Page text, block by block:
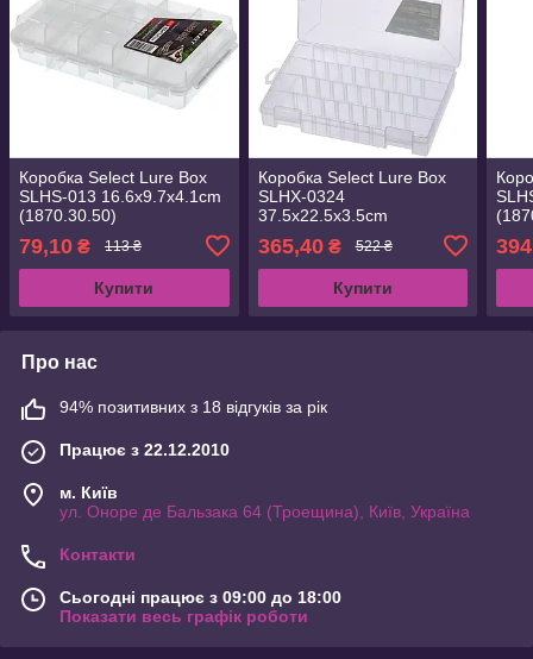
Коробка Select Lure Box
SLHS-013 16.6х9.7х4.1cm
(1870.30.50)
79,10 ₴ 113 ₴
Купити
Коробка Select Lure Box
SLHX-0324
37.5х22.5х3.5cm
365,40₴ 522 ₴
Купити
Про нас
94% позитивних з 18 відгуків за рік
Працює з 22.12.2010
м. Київ
ул. Оноре де Бальзака 64 (Троещина), Київ, Україна
Контакти
Сьогодні працює з 09:00 до 18:00
Показати весь графік роботи